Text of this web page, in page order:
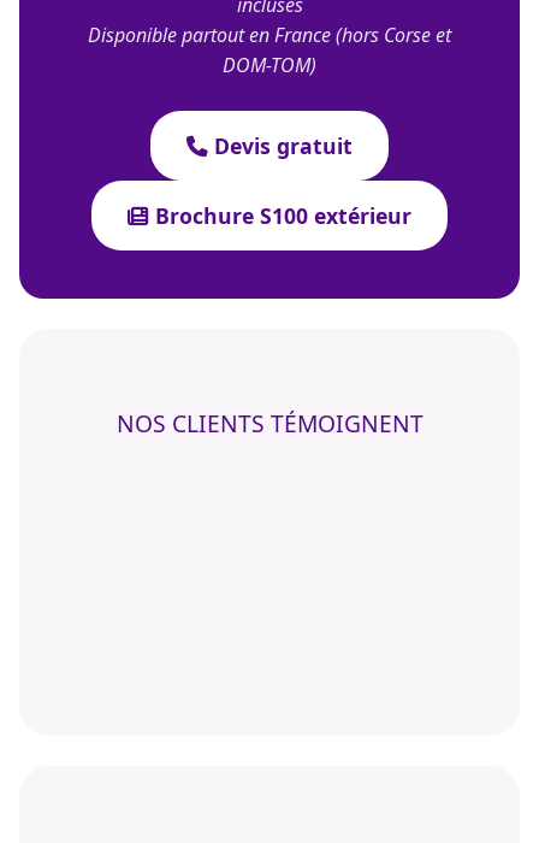
incluses
Disponible partout en France (hors Corse et
DOM-TOM)
Devis gratuit
Brochure S100 extérieur
NOS CLIENTS TÉMOIGNENT